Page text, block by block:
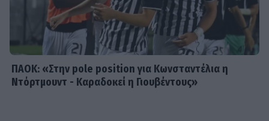
ΠΑΟΚ: «Στην pole position για Κωνσταντέλια η
Ντόρτμουντ - Καραδοκεί η Γιουβέντους»